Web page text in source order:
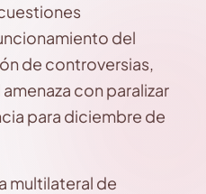
del
de controversias,
con paralizar
para diciembre de
multilateral de